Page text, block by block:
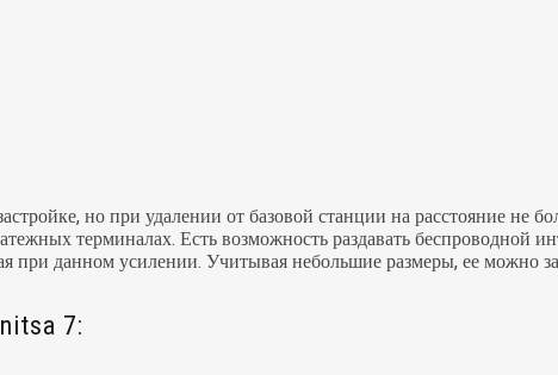
но при удалении от базовой станции на расстояние не
терминалах. Есть возможность раздавать беспроводной
при данном усилении. Учитывая небольшие размеры, ее можно
7: